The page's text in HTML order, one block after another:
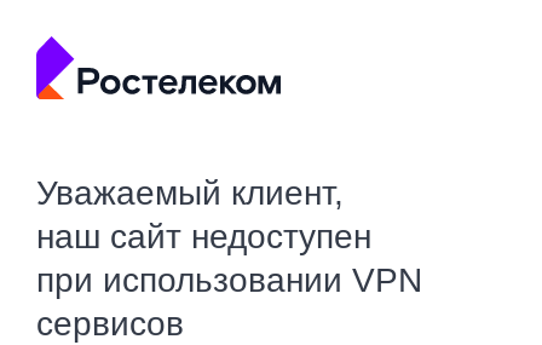
Уважаемый клиент,
наш сайт недоступен
при использовании VPN
сервисов